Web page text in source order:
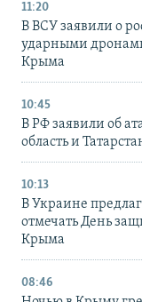
11:20
В ВСУ заявили о
ударными
Крыма
10:45
В РФ заявили об
область и
10:13
В Украине
отмечать День
Крыма
08:46